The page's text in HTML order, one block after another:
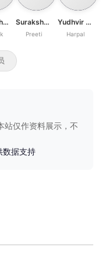
Saurabh Abrol Suraksha Gaire
Preeti
Yudhvir Ahlawat
Harpal
站仅作资料展示，不
据支持